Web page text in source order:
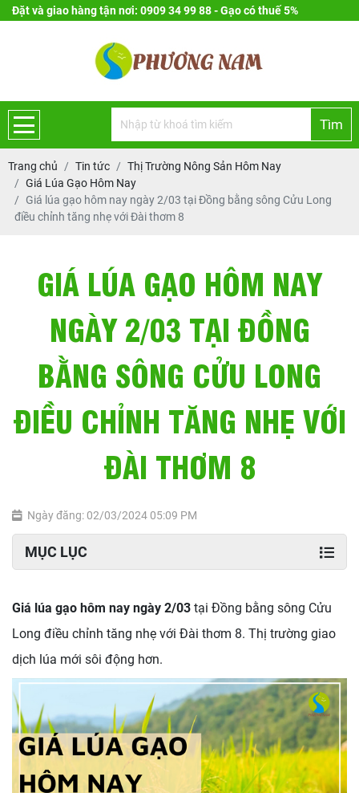
Đặt và giao hàng tận nơi: 0909 34 99 88 - Gạo có thuế 5%
Tìm
Trang chủ Tin tức
Thị Trường Nông Sản Hôm Nay
Giá Lúa Gạo Hôm Nay
Giá lúa gạo hôm nay ngày 2/03 tại Đồng bằng sông Cửu Long
điều chỉnh tăng nhẹ với Đài thơm 8
GIÁ LÚA GẠO HÔM NAY
NGÀY 2/03 TẠI ĐỒNG
BẰNG SÔNG CỬU LONG
ĐIỀU CHỈNH TĂNG NHẸ VỚI
ĐÀI THƠM 8
Ngày đăng: 02/03/2024 05:09 PM
MỤC LỤC
Giá lúa gạo hôm nay ngày 2/03 tại Đồng bằng sông Cửu
Long điều chỉnh tăng nhẹ với Đài thơm 8. Thị trường giao
dịch lúa mới sôi động hơn.